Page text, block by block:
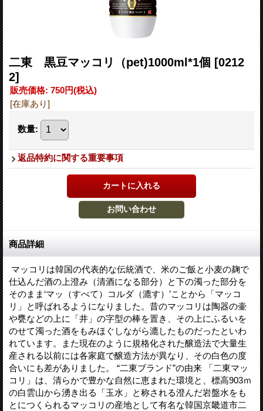
二東 黒豆マッコリ（pet)1000ml*1個 [0212
2]
販売価格: 750円(税込)
[在庫あり]
数量:
返品特約に関する重要事項
商品詳細
マッコリは韓国の代表的な伝統酒で、米のご飯と小麦の麹で
仕込んだ酒の上澄み（清酒になる部分）と下の濁った部分を
そのまま‘マッ（すべて）コルダ（漉す）’ことから「マッコ
リ」と呼ばれるようになりました。昔のマッコリは陶器の壷
や甕などの上に「井」の字型の棒を置き、その上にふるいを
のせて濁った酒をもみほぐしながら漉したものだったといわ
れています。また現在のように規格化された醸造法で大量生
産される以前には各家庭で醸造方法が異なり、その白色の度
合いにも差がありました。 “二東ブランド”の由来 「二東マッ
コリ」は、清らかで豊かな自然に恵まれた環境と、標高903ｍ
の白雲山から湧き出る「玉水」と称される澄んだ岩盤水をも
とにつくられるマッコリの産地として有名な韓国京畿道市二